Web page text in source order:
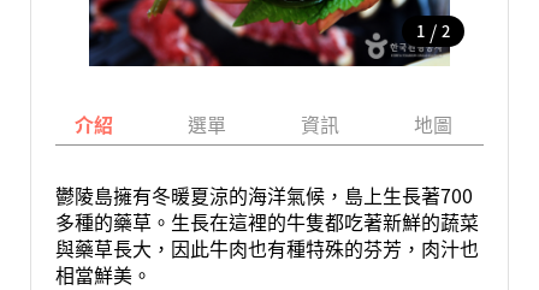
1 / 2
介紹 選單 資訊 地圖
鬱陵島擁有冬暖夏涼的海洋氣候，島上生長著700
多種的藥草。生長在這裡的牛隻都吃著新鮮的蔬菜
與藥草長大，因此牛肉也有種特殊的芬芳，肉汁也
相當鮮美。